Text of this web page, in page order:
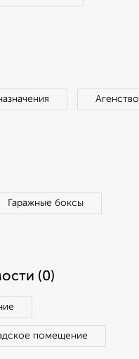
Агенство
Гаражные боксы
(0)
помещение